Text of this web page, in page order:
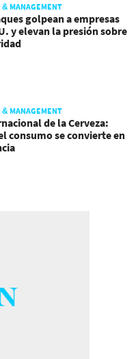
& MANAGEMENT
golpean a empresas
y elevan la presión sobre
& MANAGEMENT
de la Cerveza:
consumo se convierte en